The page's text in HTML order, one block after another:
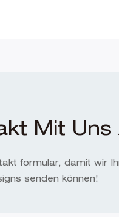
Mit Uns
formular, damit wir
senden können!